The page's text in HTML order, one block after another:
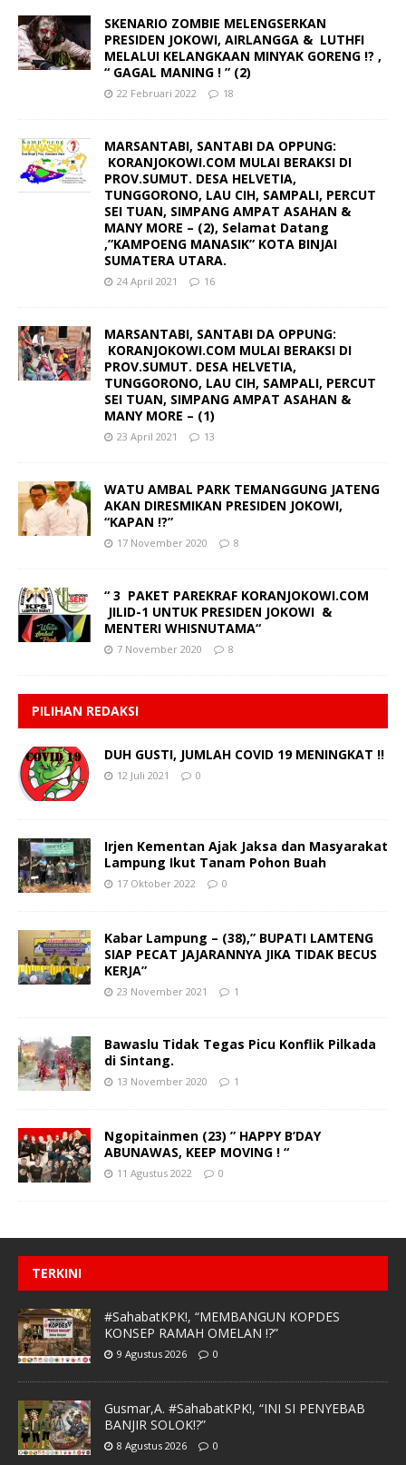
SKENARIO ZOMBIE MELENGSERKAN
PRESIDEN JOKOWI, AIRLANGGA & LUTHFI
MELALUI KELANGKAAN MINYAK GORENG !? ,
“ GAGAL MANING ! ” (2)
22 Februari 2022 18
MARSANTABI, SANTABI DA OPPUNG:
KORANJOKOWI.COM MULAI BERAKSI DI
PROV.SUMUT. DESA HELVETIA,
TUNGGORONO, LAU CIH, SAMPALI, PERCUT
SEI TUAN, SIMPANG AMPAT ASAHAN &
MANY MORE – (2), Selamat Datang
,”KAMPOENG MANASIK” KOTA BINJAI
SUMATERA UTARA.
24 April 2021 16
MARSANTABI, SANTABI DA OPPUNG:
KORANJOKOWI.COM MULAI BERAKSI DI
PROV.SUMUT. DESA HELVETIA,
TUNGGORONO, LAU CIH, SAMPALI, PERCUT
SEI TUAN, SIMPANG AMPAT ASAHAN &
MANY MORE – (1)
23 April 2021 13
WATU AMBAL PARK TEMANGGUNG JATENG
AKAN DIRESMIKAN PRESIDEN JOKOWI,
“KAPAN !?”
17 November 2020 8
“ 3 PAKET PAREKRAF KORANJOKOWI.COM
JILID-1 UNTUK PRESIDEN JOKOWI &
MENTERI WHISNUTAMA“
7 November 2020 8
PILIHAN REDAKSI
DUH GUSTI, JUMLAH COVID 19 MENINGKAT !!
12 Juli 2021 0
Irjen Kementan Ajak Jaksa dan Masyarakat
Lampung Ikut Tanam Pohon Buah
17 Oktober 2022 0
Kabar Lampung – (38),” BUPATI LAMTENG
SIAP PECAT JAJARANNYA JIKA TIDAK BECUS
KERJA”
23 November 2021 1
Bawaslu Tidak Tegas Picu Konflik Pilkada
di Sintang.
13 November 2020 1
Ngopitainmen (23) ” HAPPY B’DAY
ABUNAWAS, KEEP MOVING ! “
11 Agustus 2022 0
TERKINI
#SahabatKPK!, “MEMBANGUN KOPDES
KONSEP RAMAH OMELAN !?”
9 Agustus 2026 0
Gusmar,A. #SahabatKPK!, “INI SI PENYEBAB
BANJIR SOLOK!?”
8 Agustus 2026 0